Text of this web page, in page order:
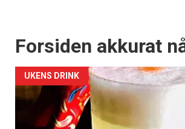
Forsiden akkurat
UKENS DRINK